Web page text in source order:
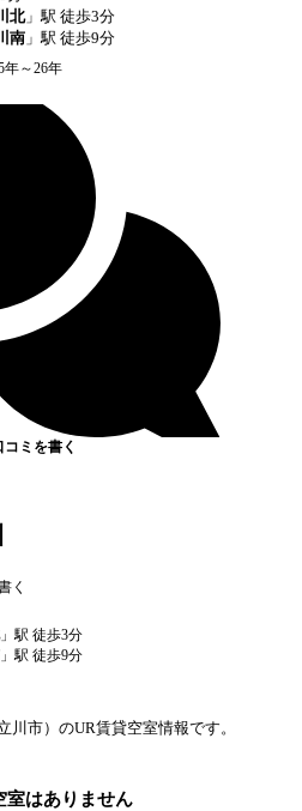
北」駅 徒歩3分
南 」駅 徒歩9分
年～26年
コミを書く
く
」駅 徒歩3分
」駅 徒歩9分
川市）のUR賃貸空室情報です。
室はありません